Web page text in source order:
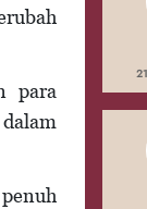
para